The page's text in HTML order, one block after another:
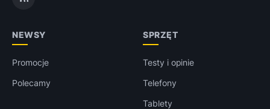
NEWSY
Promocje
Polecamy
SPRZĘT
Testy i opinie
Telefony
Tablety